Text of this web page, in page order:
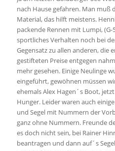
nach Hause gefahren. Man muß
Material, das hilft meistens.
packende Rennen mit Lumpi,
sportliches Verhalten noch bei
Gegensatz zu allen anderen, die
gestifteten Preise entgegen
mehr gesehen. Einige Neulinge
eingeführt, gewöhnen müssen
ehemals Alex Hagen´s Boot,
Hunger. Leider waren auch
und Segel mit Nummern der
ganz ohne Nummern. Freunde
es doch nicht sein, bei Rainer
beantragen und dann auf´s